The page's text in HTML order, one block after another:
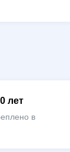
лет
в